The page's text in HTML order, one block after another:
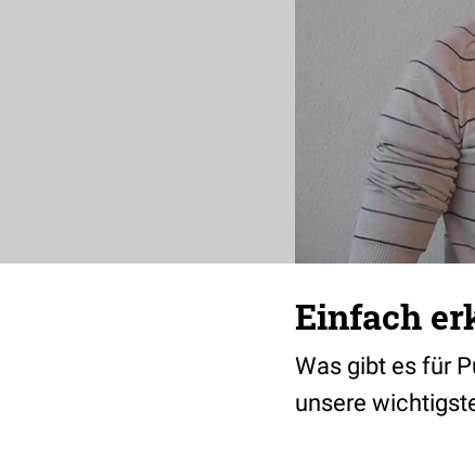
Einfach
Was gibt es für
unsere